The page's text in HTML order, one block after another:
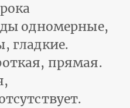
одномерные,
гладкие.
прямая.